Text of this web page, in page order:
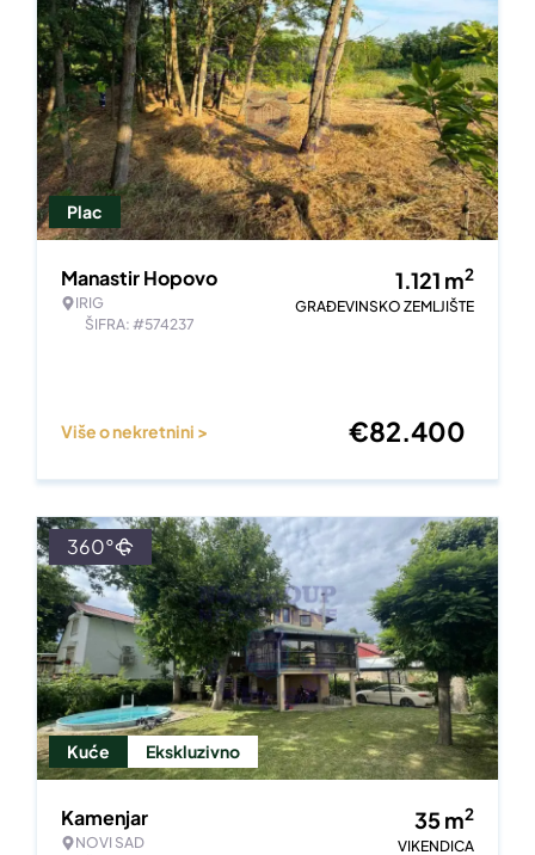
Plac
Manastir Hopovo
IRIG
ŠIFRA: #574237
1.121 m2
GRAĐEVINSKO ZEMLJIŠTE
Više o nekretnini > €82.400
Kuće Ekskluzivno
360°
Kamenjar
NOVI SAD
35m2
VIKENDICA